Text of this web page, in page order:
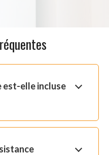
est-elle incluse